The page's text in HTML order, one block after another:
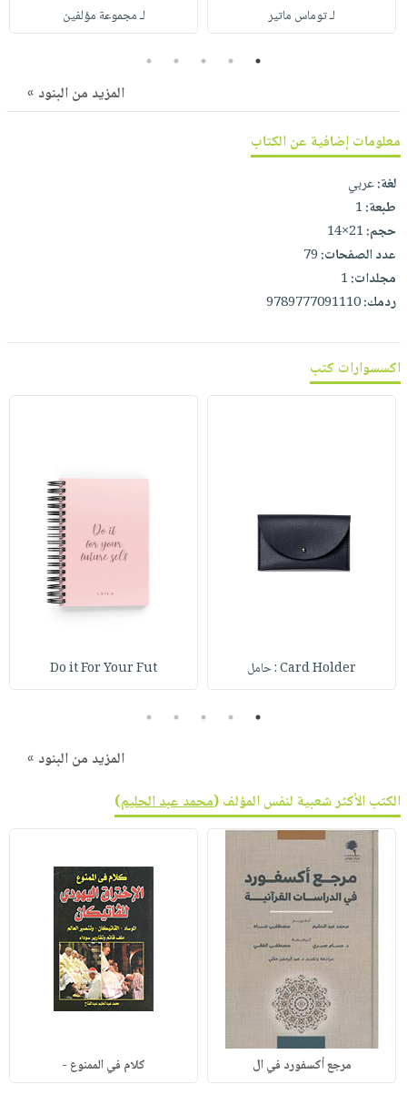
نيل
كتابك
تواصل
معنا
لـ توماس ماتير
لـ مجموعة مؤلفين
1
2
3
4
5
المزيد من البنود »
معلومات إضافية عن الكتاب
لغة:عربي
طبعة:1
حجم:21×14
عدد الصفحات:79
مجلدات:1
ردمك:9789777091110
اكسسوارات كتب
Card Holder : حامل Do it For Your Fut
1
2
3
4
5
المزيد من البنود »
الكتب الأكثر شعبية لنفس المؤلف (محمد عبد الحليم)
مرجع أكسفورد في ال كلام في الممنوع -